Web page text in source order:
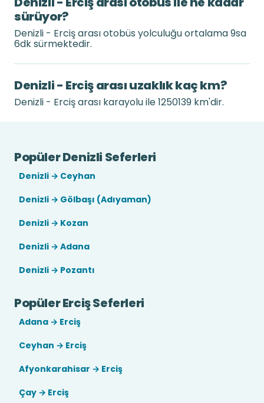
sürüyor?
Denizli - Erciş arası otobüs yolculuğu ortalama 9sa
6dk sürmektedir.
Denizli - Erciş arası uzaklık kaç km?
Denizli - Erciş arası karayolu ile 1250139 km'dir.
Popüler Denizli Seferleri
Denizli → Ceyhan
Denizli → Gölbaşı (Adıyaman)
Denizli → Kozan
Denizli → Adana
Denizli → Pozantı
Popüler Erciş Seferleri
Adana → Erciş
Ceyhan → Erciş
Afyonkarahisar → Erciş
Çay → Erciş